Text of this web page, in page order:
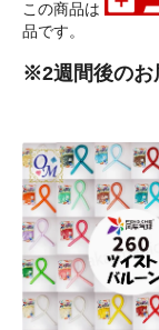
この商品は
品です。
※2週間後のお